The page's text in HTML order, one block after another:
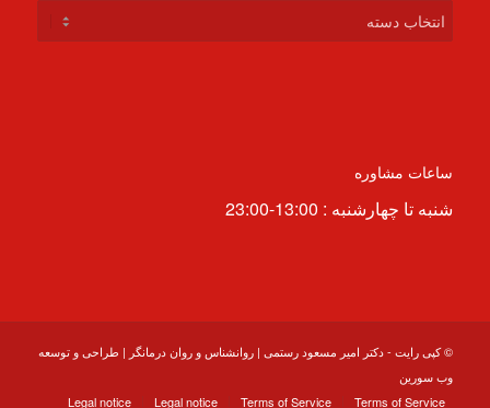
دسته‌ها
ساعات مشاوره
شنبه تا چهارشنبه : 13:00-23:00
© کپی رایت -دکتر امیر مسعود رستمی | روانشناس و روان درمانگر | طراحی و توسعه
وب سورین
Terms of Service
Terms of Service
Legal notice
Legal notice